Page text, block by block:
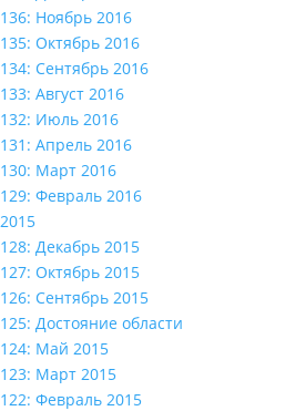
136: Ноябрь 2016
135: Октябрь 2016
134: Сентябрь 2016
133: Август 2016
132: Июль 2016
131: Апрель 2016
130: Март 2016
129: Февраль 2016
2015
128: Декабрь 2015
127: Октябрь 2015
126: Сентябрь 2015
125: Достояние области
124: Май 2015
123: Март 2015
122: Февраль 2015